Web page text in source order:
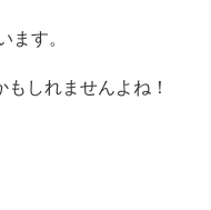
ます。
しれませんよね！